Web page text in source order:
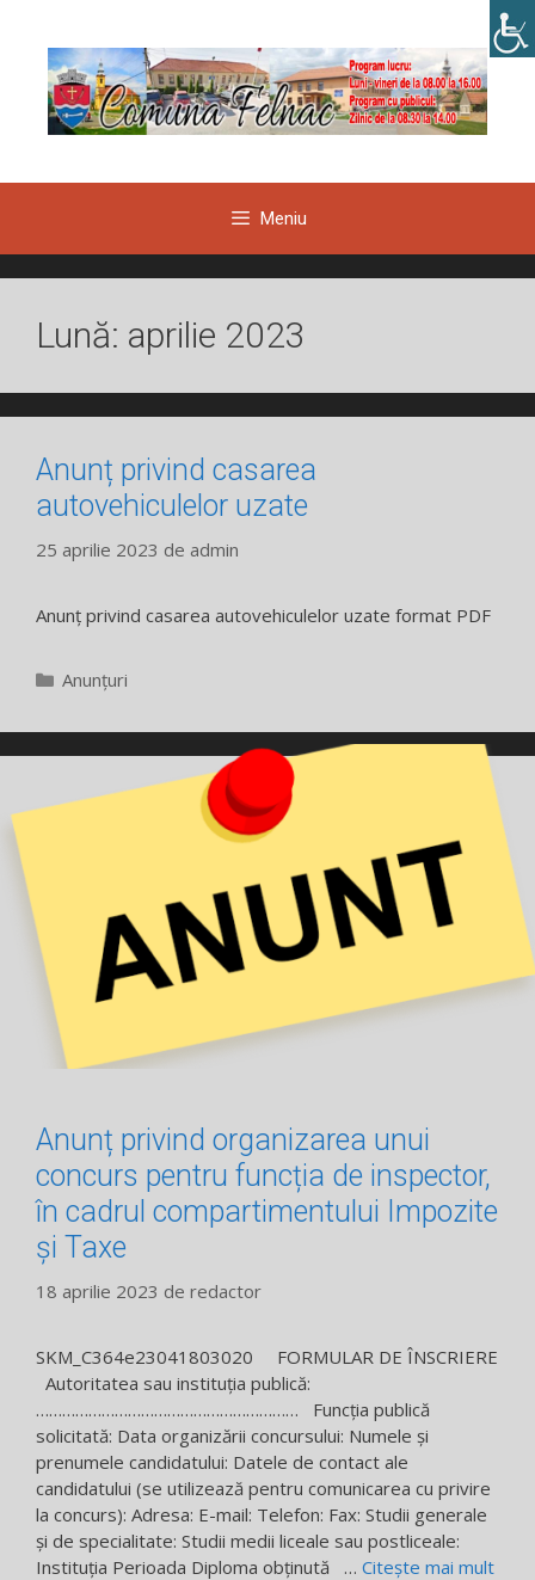
conținut
Meniu
Lună: aprilie 2023
Anunț privind casarea
autovehiculelor uzate
25 aprilie 2023 de admin
Anunț privind casarea autovehiculelor uzate format PDF
Categorii
Anunțuri
Anunț privind organizarea unui
concurs pentru funcția de inspector,
în cadrul compartimentului Impozite
și Taxe
18 aprilie 2023 de redactor
SKM_C364e23041803020 FORMULAR DE ÎNSCRIERE
Autoritatea sau instituția publică:
…………………………………………………… Funcția publică
solicitată: Data organizării concursului: Numele și
prenumele candidatului: Datele de contact ale
candidatului (se utilizează pentru comunicarea cu privire
la concurs): Adresa: E-mail: Telefon: Fax: Studii generale
și de specialitate: Studii medii liceale sau postliceale:
Instituția Perioada Diploma obținută … Citește mai mult